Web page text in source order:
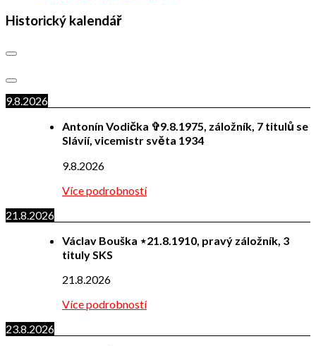
Historický kalendář
9.8.2026
Antonín Vodička ✞9.8.1975, záložník, 7 titulů se
Slávií, vicemistr světa 1934
9.8.2026
Více podrobností
21.8.2026
Václav Bouška ⋆21.8.1910, pravý záložník, 3
tituly SKS
21.8.2026
Více podrobností
23.8.2026